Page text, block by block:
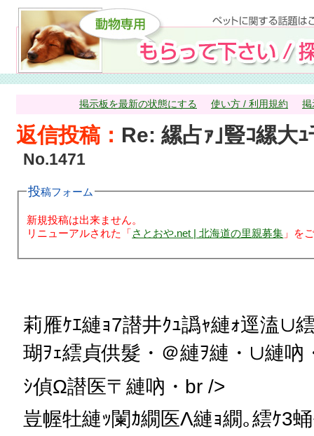
掲示板を最新の状態にする 使い方 / 利用規約 掲
返信投稿： Re: 縲占ｧ｣豎ｺ縲大
No.1471
投稿フォーム
新規投稿は出来ません。
リニューアルされた「さとおや.net | 北海道の里親募集 」を
莉雁ｹｴ縺ｮ7譛井ｸｭ譌ｬ縺ｫ逕溘∪
瑚ｦｪ繧貞供髮・＠縺ｦ縺・∪縺吶
ｼ偵Ω譛医〒縺吶・br />
豈幄牡縺ｯ闌ｶ繝医Λ縺ｮ繝｡繧ｹ3